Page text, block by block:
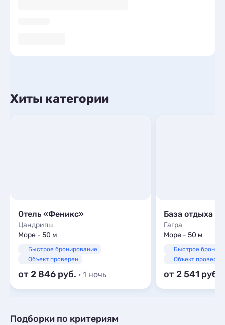
Хиты категории
Отель «Феникс»
Цандрипш
Море - 50 м
Быстрое бронирование
Объект проверен
от 2 846 · 1 ночь
База отдыха
Гагра
Море - 50 м
Быстрое
Объект проверен
от 2 541
Подборки по критериям